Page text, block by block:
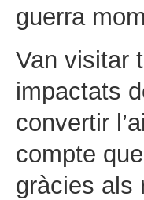
guerra
Van visitar
impactats
convertir
compte
gràcies als